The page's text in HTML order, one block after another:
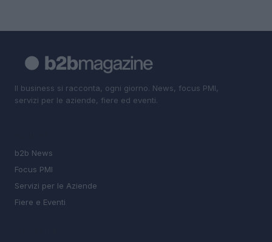
Il business si racconta, ogni giorno. News, focus PMI,
servizi per le aziende, fiere ed eventi.
b2b News
Focus PMI
Servizi per le Aziende
Fiere e Eventi